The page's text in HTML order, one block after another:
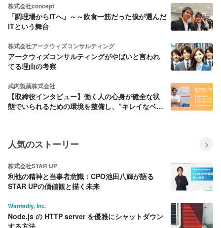
株式会社concept
「調理場からITへ」～～飲食一筋だった僕が選んだ
ITという舞台
株式会社アークウィズコンサルティング
アークウィズコンサルティングがやばいと言われ
てる理由の考察
武内製薬株式会社
【取締役インタビュー】働く人の心身が健全な状
態でいられるための環境を整備し、”キレイなベン
人気のストーリー
株式会社STAR UP
利他の精神と当事者意識：CPO池田八輝が語る
STAR UPの価値観と描く未来
Wantedly, Inc.
Node.js の HTTP server を優雅にシャットダウン
する方法